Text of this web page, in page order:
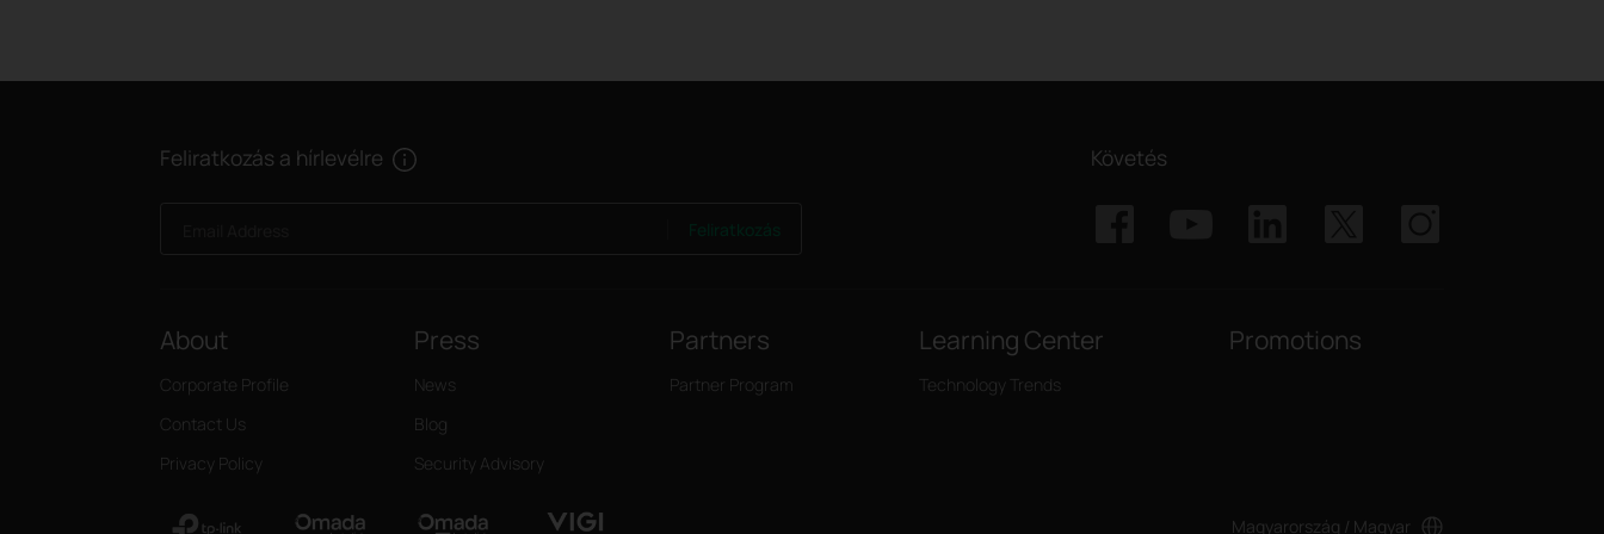
Feliratkozás a hírlevélre Követés
About
Corporate Profile
Contact Us
Privacy Policy
Press
News
Blog
Security Advisory
Partners
Partner Program
Learning Center
Technology Trends
Promotions
Magyarország / Magyar